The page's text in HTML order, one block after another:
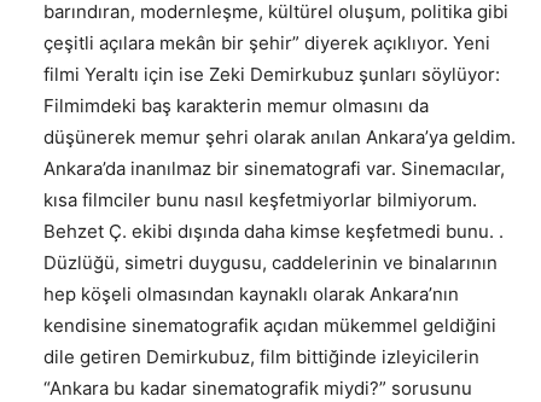
barındıran, modernleşme, kültürel oluşum, politika gibi
çeşitli açılara mekân bir şehir” diyerek açıklıyor. Yeni
filmi Yeraltı için ise Zeki Demirkubuz şunları söylüyor:
Filmimdeki baş karakterin memur olmasını da
düşünerek memur şehri olarak anılan Ankara’ya geldim.
Ankara’da inanılmaz bir sinematografi var. Sinemacılar,
kısa filmciler bunu nasıl keşfetmiyorlar bilmiyorum.
Behzet Ç. ekibi dışında daha kimse keşfetmedi bunu. .
Düzlüğü, simetri duygusu, caddelerinin ve binalarının
hep köşeli olmasından kaynaklı olarak Ankara’nın
kendisine sinematografik açıdan mükemmel geldiğini
dile getiren Demirkubuz, film bittiğinde izleyicilerin
“Ankara bu kadar sinematografik miydi?” sorusunu